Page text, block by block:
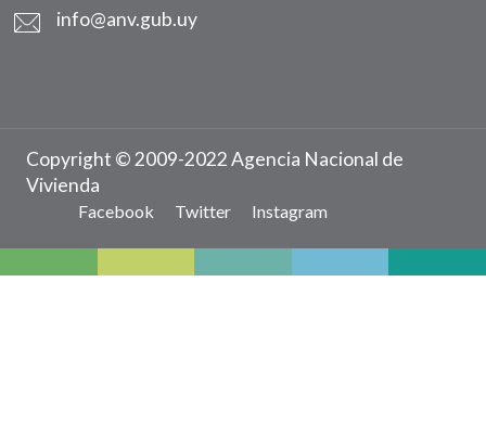
info@anv.gub.uy
Copyright © 2009-2022 Agencia Nacional de
Vivienda
Facebook Twitter Instagram